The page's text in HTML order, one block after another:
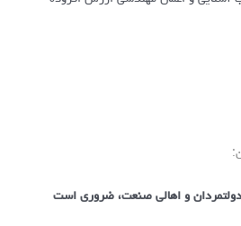
و اهالی صنعت، ضروری است